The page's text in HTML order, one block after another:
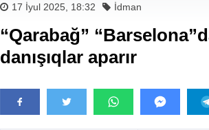
17 İyul 2025, 18:32 İdman
“Qarabağ”
danışıqlar aparır